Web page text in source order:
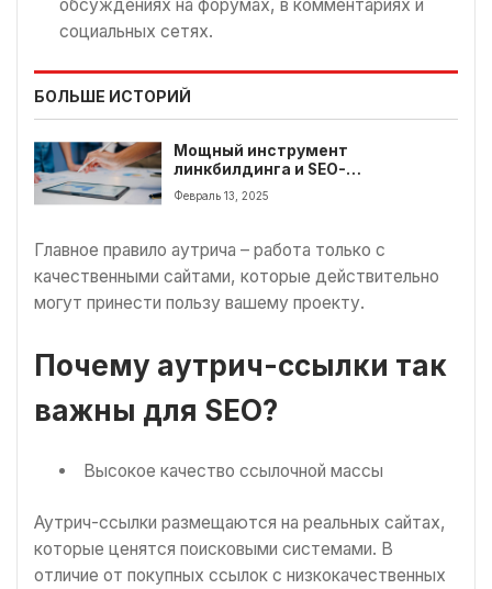
обсуждениях на форумах, в комментариях и
социальных сетях.
БОЛЬШЕ ИСТОРИЙ
Мощный инструмент
линкбилдинга и SEO-
продвижения
Февраль 13, 2025
Главное правило аутрича – работа только с
качественными сайтами, которые действительно
могут принести пользу вашему проекту.
Почему аутрич-ссылки так
важны для SEO?
Высокое качество ссылочной массы
Аутрич-ссылки размещаются на реальных сайтах,
которые ценятся поисковыми системами. В
отличие от покупных ссылок с низкокачественных